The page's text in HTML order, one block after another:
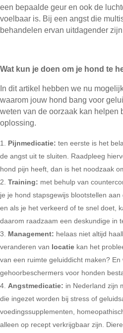
een bepaalde geur en ook de
voelbaar is. Bij een angst die
behandelen ervan uitdagender
Wat kun je doen om je hond te
In dit artikel hebben we nu
waarom jouw hond bang voor
weten van de oorzaak kan helpen
oplossing.
Pijnmedicatie: ten eerste is het
de angst uit te sluiten. Raadpleeg
hond pijn heeft, dan is het noodzaak
Training: met behulp van
je je hond stapsgewijs blootstellen
en als je het verkeerd of te snel doet,
daarom raadzaam een deskundige in
Management: helaas niet altijd
veranderen van locatie kan het
van een ruimte geluiddicht maken? En
gehoorbeschermers voor honden
Angstmedicatie: in Nederland zijn
die ingezet worden bij stress of
voedingssupplementen,
alleen op recept verkrijgbaar zijn.